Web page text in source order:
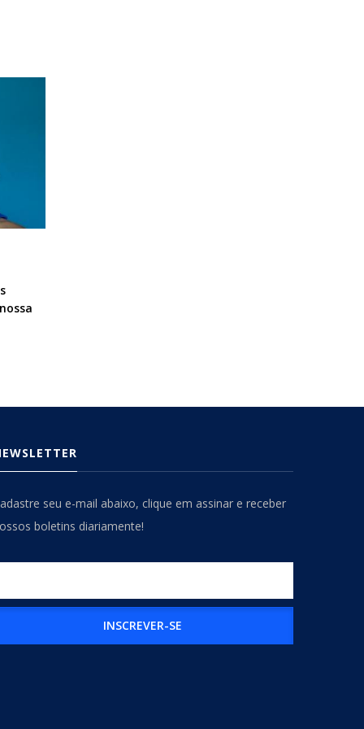
seu e-mail abaixo, clique em assinar e receber
boletins diariamente!